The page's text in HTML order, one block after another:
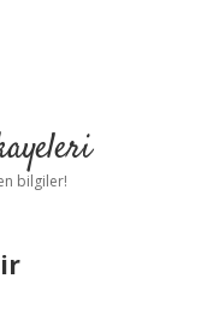
bilgiler!